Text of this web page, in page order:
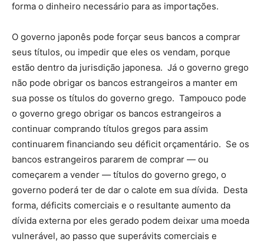
forma o dinheiro necessário para as importações.
O governo japonês pode forçar seus bancos a comprar
seus títulos, ou impedir que eles os vendam, porque
estão dentro da jurisdição japonesa. Já o governo grego
não pode obrigar os bancos estrangeiros a manter em
sua posse os títulos do governo grego. Tampouco pode
o governo grego obrigar os bancos estrangeiros a
continuar comprando títulos gregos para assim
continuarem financiando seu déficit orçamentário. Se os
bancos estrangeiros pararem de comprar — ou
começarem a vender — títulos do governo grego, o
governo poderá ter de dar o calote em sua dívida. Desta
forma, déficits comerciais e o resultante aumento da
dívida externa por eles gerado podem deixar uma moeda
vulnerável, ao passo que superávits comerciais e